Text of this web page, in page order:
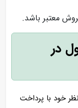
معتبر باشد.
در
خود با پرداخت